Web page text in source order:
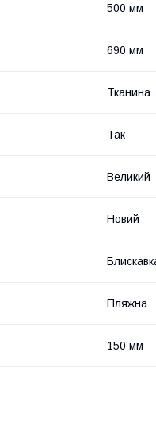
500 мм
690 мм
Тканина
Так
Великий
Новий
Пляжна
150 мм